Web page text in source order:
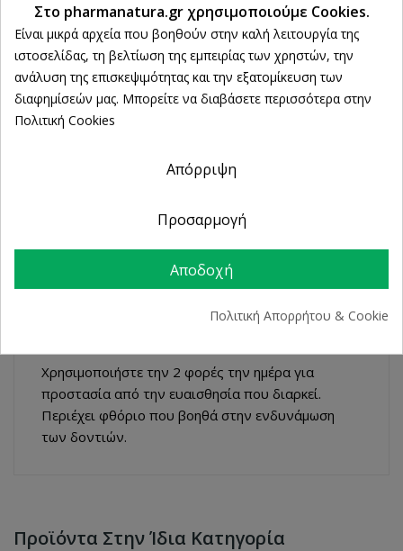
Δωρεάν Αποστολή άνω των 39€
ΔΩΡΕΑΝ Αντικαταβολή
100% Επιστροφή χρημάτων
εντός 14 ημερών
από 2 Φυσικά Καταστήματα
ΠΕΡΙΓΡΑΦΉ
ΛΕΠΤΟΜΈΡΕΙΕΣ ΠΡΟΪΌΝΤΟΣ
Χρησιμοποιήστε την 2 φορές την ημέρα για
προστασία από την ευαισθησία που διαρκεί.
Περιέχει φθόριο που βοηθά στην ενδυνάμωση
των δοντιών.
Προϊόντα Στην Ίδια Κατηγορία
Στο pharmanatura.gr χρησιμοποιούμε Cookies.
Είναι μικρά αρχεία που βοηθούν στην καλή λειτουργία της
ιστοσελίδας, τη βελτίωση της εμπειρίας των χρηστών, την
ανάλυση της επισκεψιμότητας και την εξατομίκευση των
διαφημίσεών μας. Μπορείτε να διαβάσετε περισσότερα στην
Πολιτική Cookies
Απόρριψη
Προσαρμογή
Αποδοχή
Πολιτική Απορρήτου & Cookie